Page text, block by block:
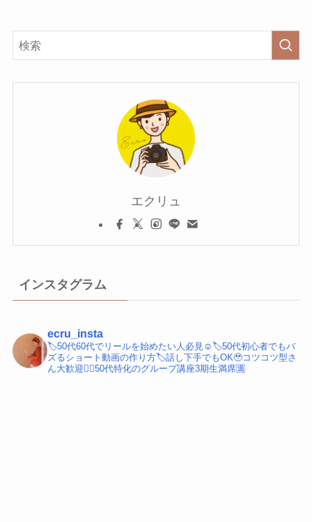
エクリュ
インスタグラム
ecru_insta
🏷️50代60代でリールを始めたい人必見☺️ 🏷️50代初心者でもバ
ズるショート動画の作り方🏷️話し下手でもOK🥹コツコツ型さ
ん大歓迎 💁‍♀️50代特化のグループ講座3期生満席🈵